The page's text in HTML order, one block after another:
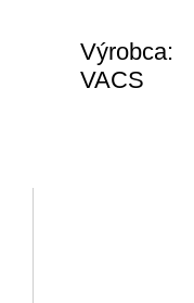
Výrobca:
VACS